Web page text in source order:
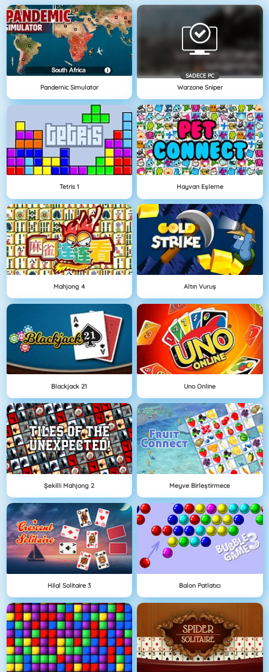
Pandemic Simulator
SADECE PC
Warzone Sniper
Tetris 1 Hayvan Eşleme
Mahjong 4 Altın Vuruş
Blackjack 21 Uno Online
Şekilli Mahjong 2 Meyve Birleştirmece
Hilal Solitaire 3 Balon Patlatıcı